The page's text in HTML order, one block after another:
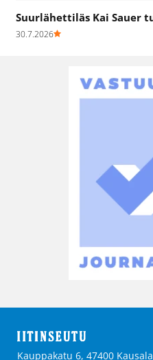
Suurlähettiläs Kai Sauer
30.7.2026
Kauppakatu 6, 47400 Kausala